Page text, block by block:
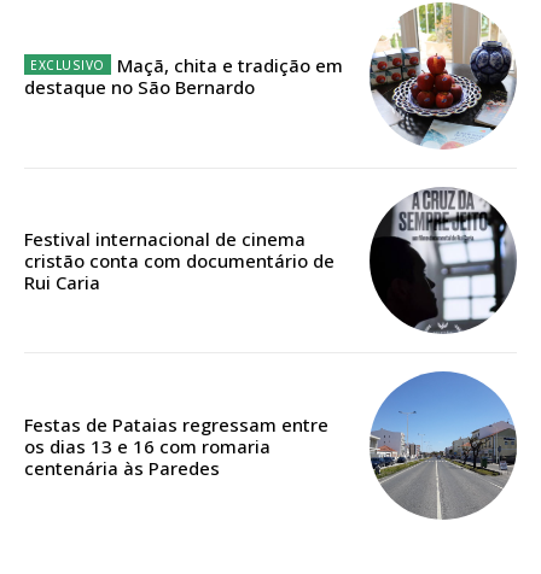
Edição em papel entregue à Quinta-feira em sua
Ofertas para assinatura anual
ASSINATURA
DIGITAL ANUAL
Maçã, chita e tradição em
destaque no São Bernardo
Festival internacional de cinema
cristão conta com documentário de
Rui Caria
Festas de Pataias regressam entre
os dias 13 e 16 com romaria
centenária às Paredes